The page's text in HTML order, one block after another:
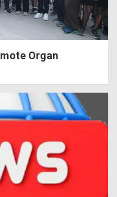
Organ